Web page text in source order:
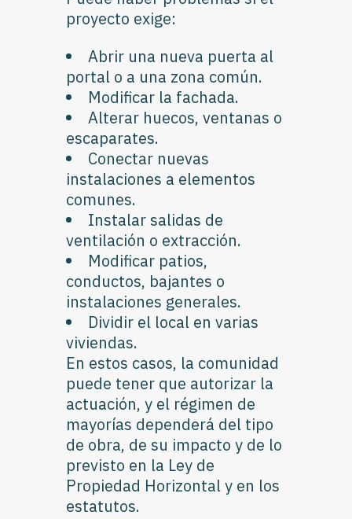
proyecto exige:
Abrir una nueva puerta al
portal o a una zona común.
Modificar la fachada.
Alterar huecos, ventanas o
escaparates.
Conectar nuevas
instalaciones a elementos
comunes.
Instalar salidas de
ventilación o extracción.
Modificar patios,
conductos, bajantes o
instalaciones generales.
Dividir el local en varias
viviendas.
En estos casos, la comunidad
puede tener que autorizar la
actuación, y el régimen de
mayorías dependerá del tipo
de obra, de su impacto y de lo
previsto en la Ley de
Propiedad Horizontal y en los
estatutos.